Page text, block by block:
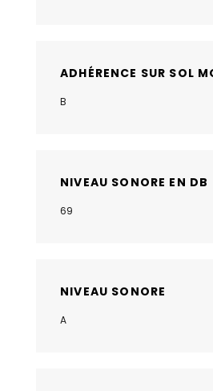
ADHÉRENCE SUR SOL
B
NIVEAU SONORE EN DB
69
NIVEAU SONORE
A